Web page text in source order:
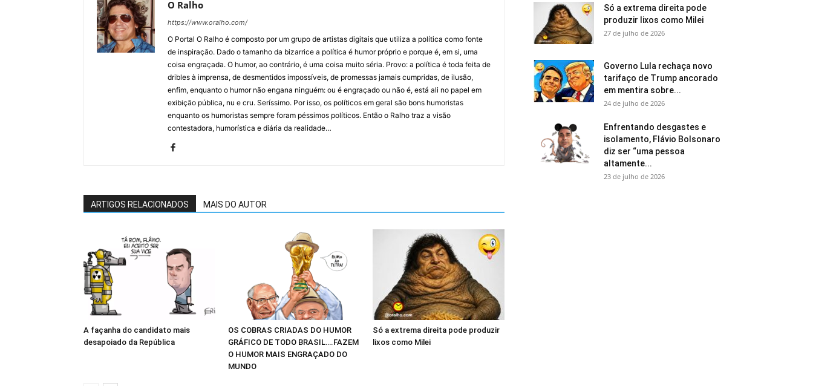
O Ralho
https://www.oralho.com/
O Portal O Ralho é composto por um grupo de artistas digitais que utiliza a política como fonte
de inspiração. Dado o tamanho da bizarrice a política é humor próprio e porque é, em si, uma
coisa engraçada. O humor, ao contrário, é uma coisa muito séria. Provo: a política é toda feita de
dribles à imprensa, de desmentidos impossíveis, de promessas jamais cumpridas, de ilusão,
enfim, enquanto o humor não engana ninguém: ou é engraçado ou não é, está ali no papel em
exibição pública, nu e cru. Seríssimo. Por isso, os políticos em geral são bons humoristas
enquanto os humoristas sempre foram péssimos políticos. Então o Ralho traz a visão
contestadora, humorística e diária da realidade…
ARTIGOS RELACIONADOS MAIS DO AUTOR
A façanha do candidato mais
desapoiado da República
OS COBRAS CRIADAS DO HUMOR
GRÁFICO DE TODO BRASIL….FAZEM
O HUMOR MAIS ENGRAÇADO DO
MUNDO
Só a extrema direita pode produzir
lixos como Milei
Só a extrema direita pode
produzir lixos como Milei
27 de julho de 2026
Governo Lula rechaça novo
tarifaço de Trump ancorado
em mentira sobre...
24 de julho de 2026
Enfrentando desgastes e
isolamento, Flávio Bolsonaro
diz ser “uma pessoa
altamente...
23 de julho de 2026